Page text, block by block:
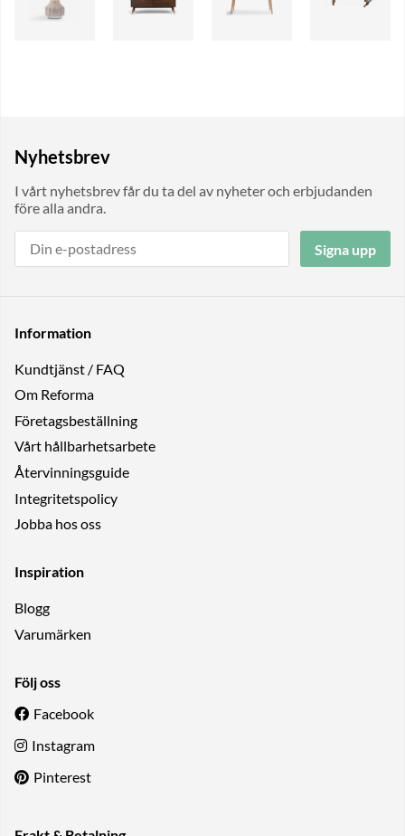
Nyhetsbrev
I vårt nyhetsbrev får du ta del av nyheter och erbjudanden
före alla andra.
Signa upp
Information
Kundtjänst / FAQ
Om Reforma
Företagsbeställning
Vårt hållbarhetsarbete
Återvinningsguide
Integritetspolicy
Jobba hos oss
Inspiration
Blogg
Varumärken
Följ oss
Facebook
Instagram
Pinterest